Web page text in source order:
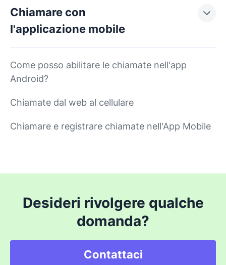
Chiamare con
l'applicazione mobile
Come posso abilitare le chiamate nell'app
Android?
Chiamate dal web al cellulare
Chiamare e registrare chiamate nell'App Mobile
Desideri rivolgere qualche
domanda?
Contattaci